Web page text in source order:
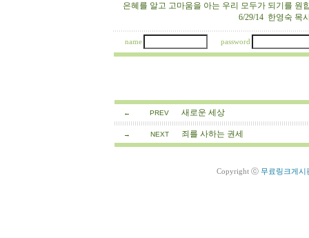
은혜를 알고 고마움을 아는 우리 모두가 되기를
6/29/14 한영숙 목
name password
← PREV 새로운 세상
→ NEXT 죄를 사하는 권세
Copyright ⓒ 무료링크게시